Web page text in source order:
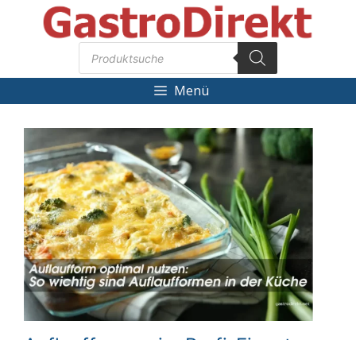
Products
search
Menü